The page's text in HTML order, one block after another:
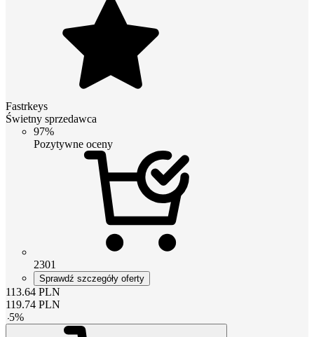
Fastrkeys
Świetny sprzedawca
97%
Pozytywne oceny
2301
Sprawdź szczegóły oferty
113.64 PLN
119.74 PLN
-5%